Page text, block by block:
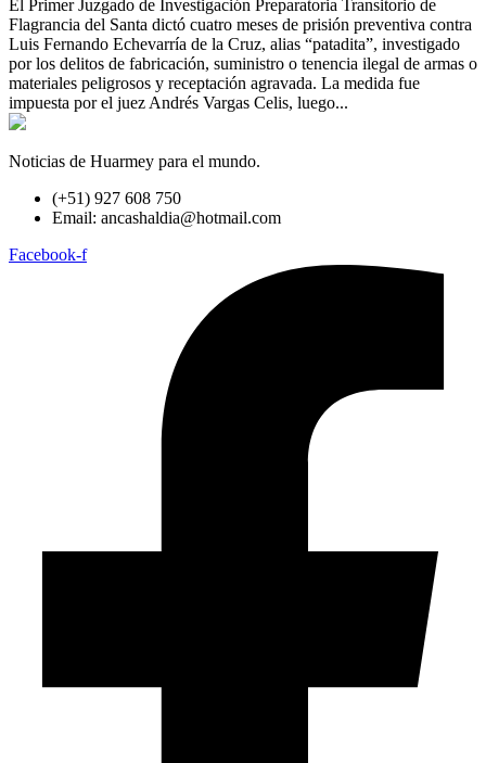
El Primer Juzgado de Investigación Preparatoria Transitorio de
Flagrancia del Santa dictó cuatro meses de prisión preventiva contra
Luis Fernando Echevarría de la Cruz, alias “patadita”, investigado
por los delitos de fabricación, suministro o tenencia ilegal de armas o
materiales peligrosos y receptación agravada. La medida fue
impuesta por el juez Andrés Vargas Celis, luego...
Noticias de Huarmey para el mundo.
(+51) 927 608 750
Email: ancashaldia@hotmail.com
Facebook-f